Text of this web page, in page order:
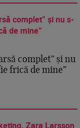
complet” și nu
frică de mine”